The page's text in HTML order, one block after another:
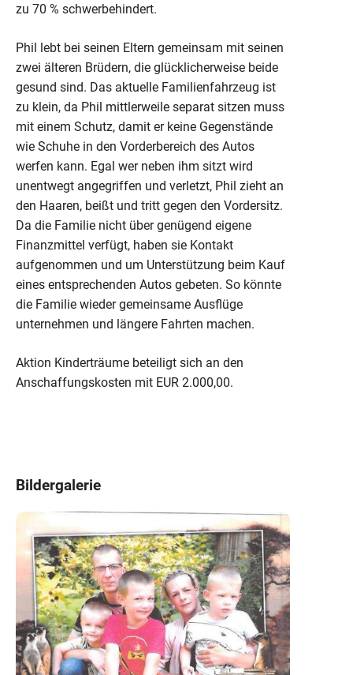
zu 70 % schwerbehindert.
Phil lebt bei seinen Eltern gemeinsam mit seinen
zwei älteren Brüdern, die glücklicherweise beide
gesund sind. Das aktuelle Familienfahrzeug ist
zu klein, da Phil mittlerweile separat sitzen muss
mit einem Schutz, damit er keine Gegenstände
wie Schuhe in den Vorderbereich des Autos
werfen kann. Egal wer neben ihm sitzt wird
unentwegt angegriffen und verletzt, Phil zieht an
den Haaren, beißt und tritt gegen den Vordersitz.
Da die Familie nicht über genügend eigene
Finanzmittel verfügt, haben sie Kontakt
aufgenommen und um Unterstützung beim Kauf
eines entsprechenden Autos gebeten. So könnte
die Familie wieder gemeinsame Ausflüge
unternehmen und längere Fahrten machen.
Aktion Kinderträume beteiligt sich an den
Anschaffungskosten mit EUR 2.000,00.
Bildergalerie